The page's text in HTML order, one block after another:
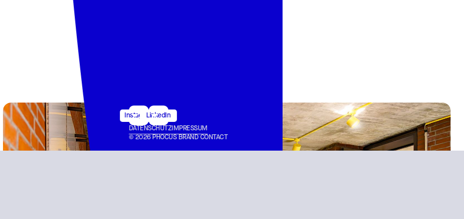
InstagramLinkedIn
DATENSCHUTZ IMPRESSUM
© 2026 PHOCUS BRAND CONTACT